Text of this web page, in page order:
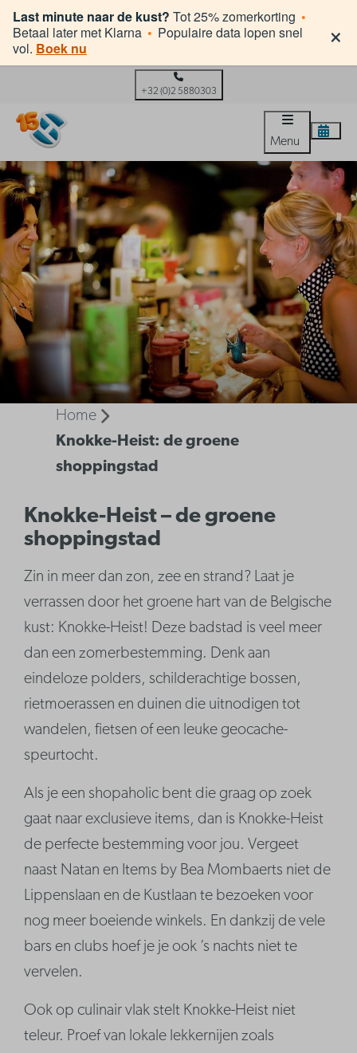
Last minute naar de kust? Tot 25% zomerkorting •
Betaal later met Klarna • Populaire data lopen snel
vol. Boek nu ×
+32 (0)2 5880303
Menu
Home
Knokke-Heist: de groene
shoppingstad
Knokke-Heist – de groene
shoppingstad
Zin in meer dan zon, zee en strand? Laat je
verrassen door het groene hart van de Belgische
kust: Knokke-Heist! Deze badstad is veel meer
dan een zomerbestemming. Denk aan
eindeloze polders, schilderachtige bossen,
rietmoerassen en duinen die uitnodigen tot
wandelen, fietsen of een leuke geocache-
speurtocht.
Als je een shopaholic bent die graag op zoek
gaat naar exclusieve items, dan is Knokke-Heist
de perfecte bestemming voor jou. Vergeet
naast Natan en Items by Bea Mombaerts niet de
Lippenslaan en de Kustlaan te bezoeken voor
nog meer boeiende winkels. En dankzij de vele
bars en clubs hoef je je ook ’s nachts niet te
vervelen.
Ook op culinair vlak stelt Knokke-Heist niet
teleur. Proef van lokale lekkernijen zoals